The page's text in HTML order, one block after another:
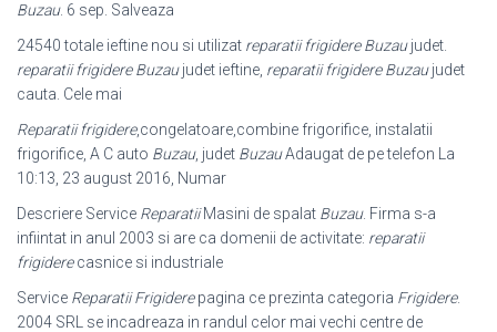
Buzau. 6 sep. Salveaza
24540 totale ieftine nou si utilizat reparatii frigidere Buzaujudet.
reparatii frigidere Buzaujudet ieftine, reparatii frigidere Buzaujudet
cauta. Cele mai
Reparatii frigidere,congelatoare,combine frigorifice, instalatii
frigorifice, A C auto Buzau, judet BuzauAdaugat de pe telefon La
10:13, 23 august 2016, Numar
Descriere Service ReparatiiMasini de spalat Buzau. Firma s-a
infiintat in anul 2003 si are ca domenii de activitate: reparatii
frigiderecasnice si industriale
Service Reparatii Frigiderepagina ce prezinta categoria Frigidere.
2004 SRL se incadreaza in randul celor mai vechi centre de